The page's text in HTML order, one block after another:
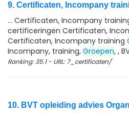
9. Certificaten, Incompany
... Certificaten, Incompany
certificeringen Certificaten,
Certificaten, Incompany training
Incompany, training, Groepen, ,
Ranking: 35.1 - URL: 7_certificaten/
10. BVT opleiding advies